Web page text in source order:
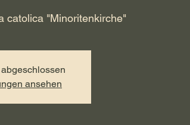
catolica "Minoritenkirche"
ansehen